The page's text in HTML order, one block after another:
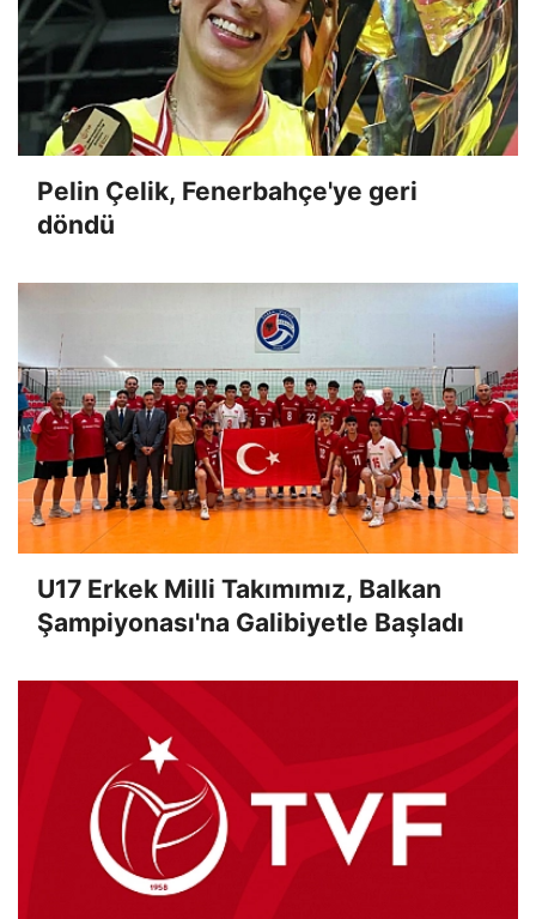
Pelin Çelik, Fenerbahçe'ye geri
döndü
U17 Erkek Milli Takımımız, Balkan
Şampiyonası'na Galibiyetle Başladı